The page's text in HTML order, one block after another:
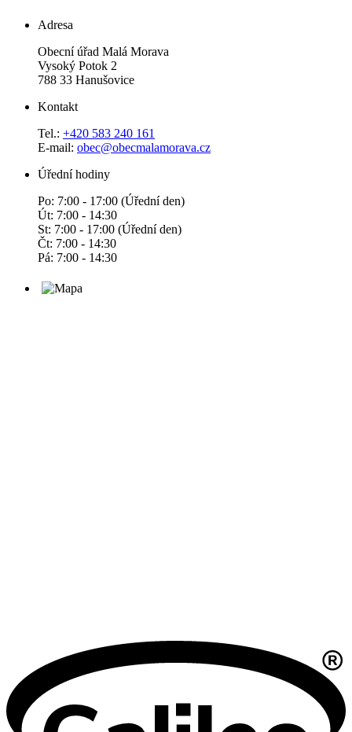
Adresa
Obecní úřad Malá Morava
Vysoký Potok 2
788 33 Hanušovice
Kontakt
Tel.: +420 583 240 161
E-mail: obec@obecmalamorava.cz
Úřední hodiny
Po: 7:00 - 17:00 (Úřední den)
Út: 7:00 - 14:30
St: 7:00 - 17:00 (Úřední den)
Čt: 7:00 - 14:30
Pá: 7:00 - 14:30